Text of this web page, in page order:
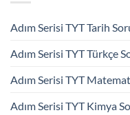
Adım Serisi TYT Tarih
Adım Serisi TYT Türkçe
Adım Serisi TYT
Adım Serisi TYT Kimya